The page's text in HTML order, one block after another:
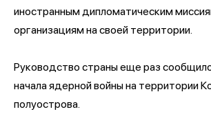
иностранным дипломатическим
организациям на своей территории.
Руководство страны еще раз
начала ядерной войны на территории
полуострова.